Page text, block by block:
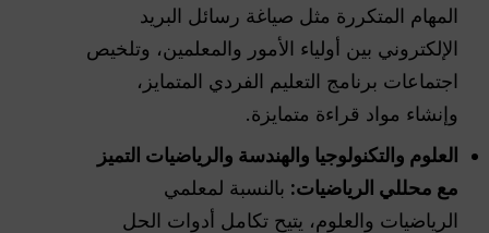
المهام المتكررة مثل صياغة رسائل البريد
الإلكتروني بين أولياء الأمور والمعلمين، وتلخيص
اجتماعات برنامج التعليم الفردي المتمايز،
وإنشاء مواد قراءة متمايزة.
العلوم والتكنولوجيا والهندسة والرياضيات التميز
مع محللي الرياضيات: بالنسبة لمعلمي
الرياضيات والعلوم، يتيح تكامل أدوات الحل